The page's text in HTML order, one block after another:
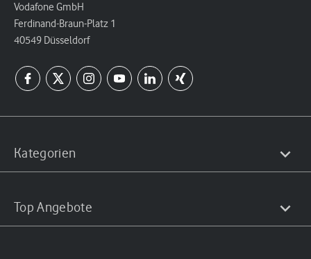
Vodafone GmbH
Ferdinand-Braun-Platz 1
40549 Düsseldorf
Kategorien
Top Angebote